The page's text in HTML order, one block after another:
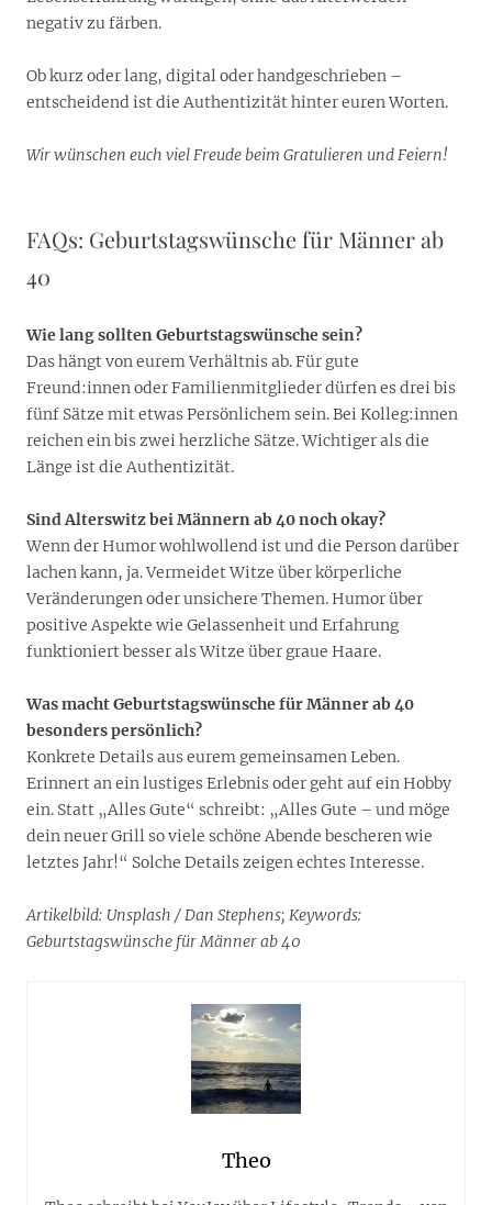
negativ zu färben.
Ob kurz oder lang, digital oder handgeschrieben –
entscheidend ist die Authentizität hinter euren Worten.
Wir wünschen euch viel Freude beim Gratulieren und Feiern!
FAQs: Geburtstagswünsche für Männer ab
40
Wie lang sollten Geburtstagswünsche sein?
Das hängt von eurem Verhältnis ab. Für gute
Freund:innen oder Familienmitglieder dürfen es drei bis
fünf Sätze mit etwas Persönlichem sein. Bei Kolleg:innen
reichen ein bis zwei herzliche Sätze. Wichtiger als die
Länge ist die Authentizität.
Sind Alterswitz bei Männern ab 40 noch okay?
Wenn der Humor wohlwollend ist und die Person darüber
lachen kann, ja. Vermeidet Witze über körperliche
Veränderungen oder unsichere Themen. Humor über
positive Aspekte wie Gelassenheit und Erfahrung
funktioniert besser als Witze über graue Haare.
Was macht Geburtstagswünsche für Männer ab 40
besonders persönlich?
Konkrete Details aus eurem gemeinsamen Leben.
Erinnert an ein lustiges Erlebnis oder geht auf ein Hobby
ein. Statt „Alles Gute“ schreibt: „Alles Gute – und möge
dein neuer Grill so viele schöne Abende bescheren wie
letztes Jahr!“ Solche Details zeigen echtes Interesse.
Artikelbild: Unsplash / Dan Stephens; Keywords:
Geburtstagswünsche für Männer ab 40
Theo